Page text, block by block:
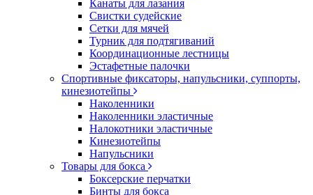
Канаты для лазания
Свистки судейские
Сетки для мячей
Турник для подтягиваний
Координационные лестницы
Эстафетные палочки
Спортивные фиксаторы, напульсники, суппорты,
кинезиотейпы
Наколенники
Наколенники эластичные
Налокотники эластичные
Кинезиотейпы
Напульсники
Товары для бокса
Боксерские перчатки
Бинты для бокса